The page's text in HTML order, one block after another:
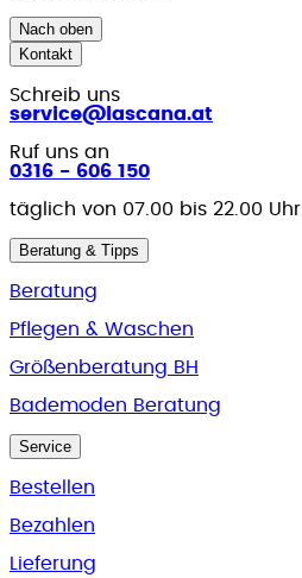
Nach oben
Kontakt
Schreib uns
service@lascana.at
Ruf uns an
0316 - 606 150
täglich von 07.00 bis 22.00 Uhr
Beratung & Tipps
Beratung
Pflegen & Waschen
Größenberatung BH
Bademoden Beratung
Service
Bestellen
Bezahlen
Lieferung